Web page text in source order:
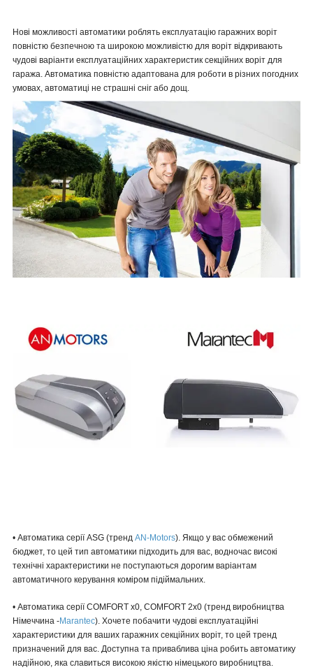
Нові можливості автоматики роблять експлуатацію гаражних воріт
повністю безпечною та широкою можливістю для воріт відкривають
чудові варіанти експлуатаційних характеристик секційних воріт для
гаража. Автоматика повністю адаптована для роботи в різних погодних
умовах, автоматиці не страшні сніг або дощ.
• Автоматика серії ASG (тренд AN-Motors). Якщо у вас обмежений
бюджет, то цей тип автоматики підходить для вас, водночас високі
технічні характеристики не поступаються дорогим варіантам
автоматичного керування коміром підіймальних.
• Автоматика серії COMFORT х0, COMFORT 2x0 (тренд виробництва
Німеччина -Marantec). Хочете побачити чудові експлуатаційні
характеристики для ваших гаражних секційних воріт, то цей тренд
призначений для вас. Доступна та приваблива ціна робить автоматику
надійною, яка славиться високою якістю німецького виробництва.